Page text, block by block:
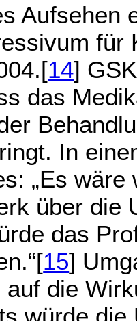
Aufsehen
für
14]
das
In
„Es
über die
das
15]
auf die